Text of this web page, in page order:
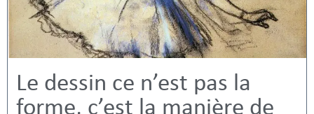
Le dessin ce n’est pas la
forme, c’est la manière de